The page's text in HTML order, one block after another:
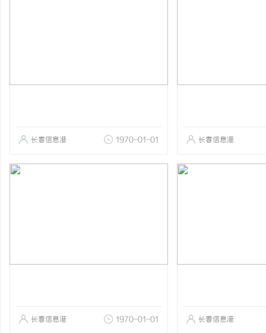
长春信息港 1970-01-01 长春信息港
长春信息港 1970-01-01 长春信息港